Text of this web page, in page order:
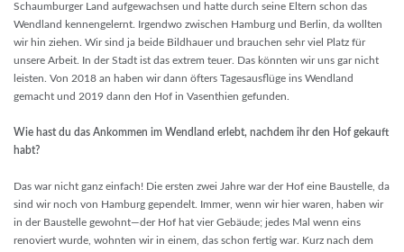
Schaumburger Land aufgewachsen und hatte durch seine Eltern schon das
Wendland kennengelernt. Irgendwo zwischen Hamburg und Berlin, da wollten
wir hin ziehen. Wir sind ja beide Bildhauer und brauchen sehr viel Platz für
unsere Arbeit. In der Stadt ist das extrem teuer. Das könnten wir uns gar nicht
leisten. Von 2018 an haben wir dann öfters Tagesausflüge ins Wendland
gemacht und 2019 dann den Hof in Vasenthien gefunden.
Wie hast du das Ankommen im Wendland erlebt, nachdem ihr den Hof gekauft
habt?
Das war nicht ganz einfach! Die ersten zwei Jahre war der Hof eine Baustelle, da
sind wir noch von Hamburg gependelt. Immer, wenn wir hier waren, haben wir
in der Baustelle gewohnt—der Hof hat vier Gebäude; jedes Mal wenn eins
renoviert wurde, wohnten wir in einem, das schon fertig war. Kurz nach dem